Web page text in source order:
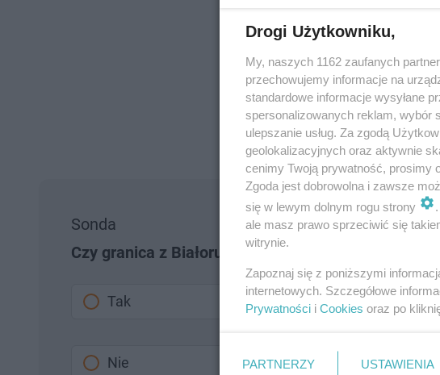
Sonda
Czy granica z Białorusią jest Twoim zdaniem
Tak
Nie
Drogi Użytkowniku,
My, naszych 1162 zaufanych
przechowujemy informacje na
standardowe informacje wysyłane
spersonalizowanych reklam, wybór
ulepszanie usług. Za zgodą
geolokalizacyjnych oraz aktywnie
cenimy Twoją prywatność, prosimy
Zgoda jest dobrowolna i zawsze
się w lewym dolnym rogu strony
ale masz prawo sprzeciwić się
witrynie.
Zapoznaj się z poniższymi
internetowych. Szczegółowe
Prywatności i Cookies oraz po
PARTNERZY USTAWIENIA